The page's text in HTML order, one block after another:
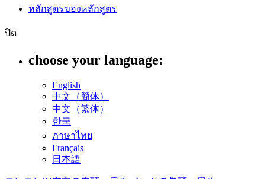
หลักสูตรของหลักสูตร
ปิด
choose your language:
English
中文（簡体）
中文（繁体）
한국
ภาษาไทย
Français
日本語